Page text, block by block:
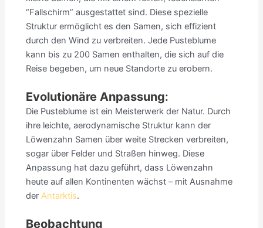
“Fallschirm” ausgestattet sind. Diese spezielle
Struktur ermöglicht es den Samen, sich effizient
durch den Wind zu verbreiten. Jede Pusteblume
kann bis zu 200 Samen enthalten, die sich auf die
Reise begeben, um neue Standorte zu erobern.
Evolutionäre Anpassung:
Die Pusteblume ist ein Meisterwerk der Natur. Durch
ihre leichte, aerodynamische Struktur kann der
Löwenzahn Samen über weite Strecken verbreiten,
sogar über Felder und Straßen hinweg. Diese
Anpassung hat dazu geführt, dass Löwenzahn
heute auf allen Kontinenten wächst – mit Ausnahme
derAntarktis.
Beobachtung